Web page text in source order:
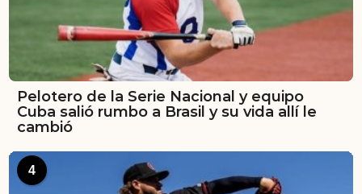
Pelotero de la Serie Nacional y equipo
Cuba salió rumbo a Brasil y su vida allí le
cambió
4